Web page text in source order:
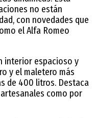
no están
con novedades que
el Alfa Romeo
interior espacioso y
y el maletero más
de 400 litros. Destaca
como por